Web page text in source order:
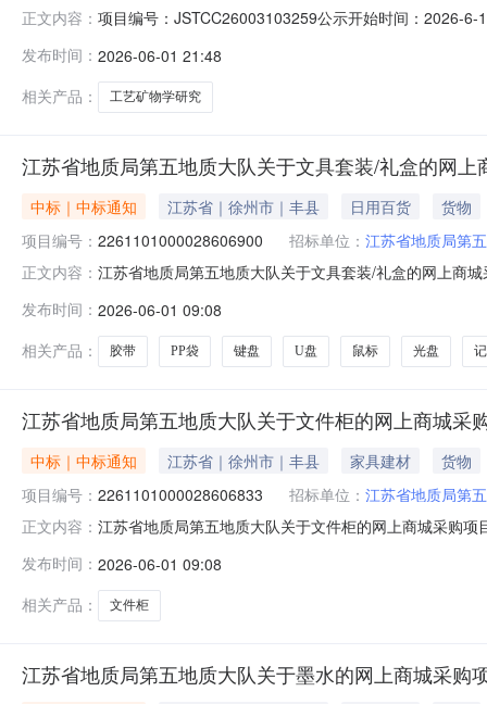
正文内容： 项目编号：JSTCC26003103259公示开始时间：2026-
人第2名：成都理工大学，最终报价：584000.00元，质
发布时间： 2026-06-01 21:48
相关产品：
工艺矿物学研究
江苏省地质局第五地质大队关于文具套装/礼盒的网上
中标｜中标通知 江苏省｜徐州市｜丰县 日用百货
货物
项目编号： 2261101000028606900 招标单位： 江苏省地质局第
正文内容： 江苏省地质局第五地质大队关于文具套装/礼盒的网上商
信息采购计划金额1ZC3200000002026011486976.0项
发布时间： 2026-06-01 09:08
相关产品：
胶带 PP袋 键盘 U盘 鼠标 光盘
江苏省地质局第五地质大队关于文件柜的网上商城采
中标｜中标通知 江苏省｜徐州市｜丰县 家具建材
货物
项目编号： 2261101000028606833 招标单位： 江苏省地质局第
正文内容： 江苏省地质局第五地质大队关于文件柜的网上商城采购
金额1ZC3200000002025009792560.0项目所在行政区
发布时间： 2026-06-01 09:08
相关产品：
文件柜
江苏省地质局第五地质大队关于墨水的网上商城采购